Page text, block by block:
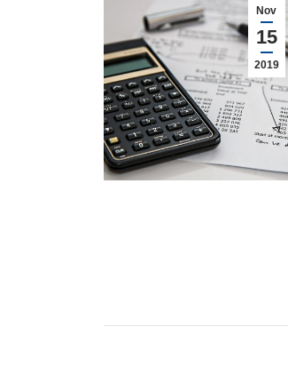
Nov
15
2019